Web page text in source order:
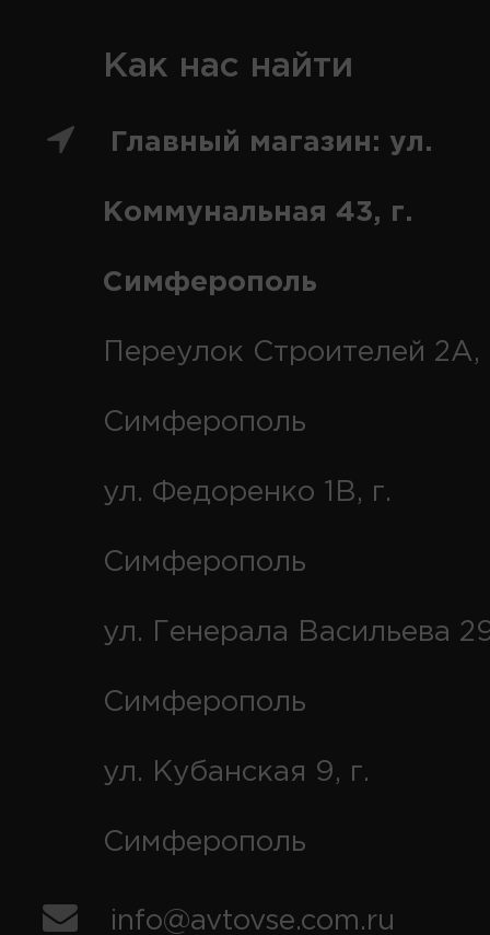
Как нас найти
Главный магазин: ул.
Коммунальная 43, г.
Симферополь
Переулок Строителей 2А,
Симферополь
ул. Федоренко 1В, г.
Симферополь
ул. Генерала Васильева
Симферополь
ул. Кубанская 9, г.
Симферополь
info@avtovse.com.ru